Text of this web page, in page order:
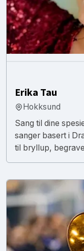
Erika Tau
Hokksund
​Sang til dine
sanger basert i
til bryllup,